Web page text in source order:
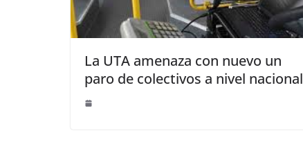
La UTA amenaza con nuevo un
paro de colectivos a nivel nacional